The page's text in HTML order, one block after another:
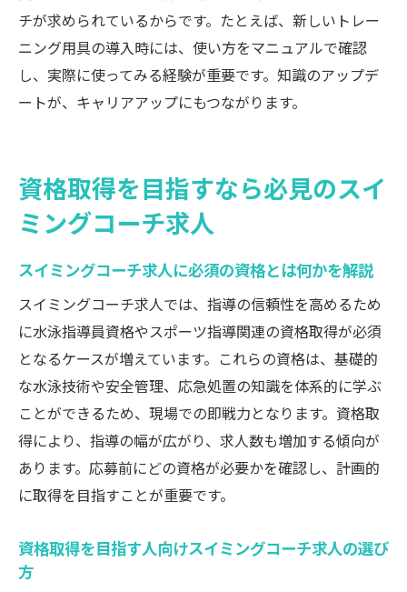
工夫
商品知識を活かしてスイミングコーチ求人
で成長する
コーチ求人応募時に知っておきたいスキルと知
基礎スキル
水泳指導で求められるスイミングコーチ求
スイミングコーチ求人で評価される実践ス
キルとは
コーチ求人に必要な商品知識と応用力の磨
き方
スイミングコーチ求人で求められる指導ス
キルのコツ
応募時に役立つスイミングコーチ求人の知
識整理術
スイミングコーチ求人で現場対応力を高め
チが求められているからです。たとえば、新しいトレー
ニング用具の導入時には、使い方をマニュアルで確認
し、実際に使ってみる経験が重要です。知識のアップデ
ートが、キャリアアップにもつながります。
資格取得を目指すなら必見のスイ
ミングコーチ求人
スイミングコーチ求人に必須の資格とは何かを解説
スイミングコーチ求人では、指導の信頼性を高めるため
に水泳指導員資格やスポーツ指導関連の資格取得が必須
となるケースが増えています。これらの資格は、基礎的
な水泳技術や安全管理、応急処置の知識を体系的に学ぶ
ことができるため、現場での即戦力となります。資格取
得により、指導の幅が広がり、求人数も増加する傾向が
あります。応募前にどの資格が必要かを確認し、計画的
に取得を目指すことが重要です。
資格取得を目指す人向けスイミングコーチ求人の選び
方